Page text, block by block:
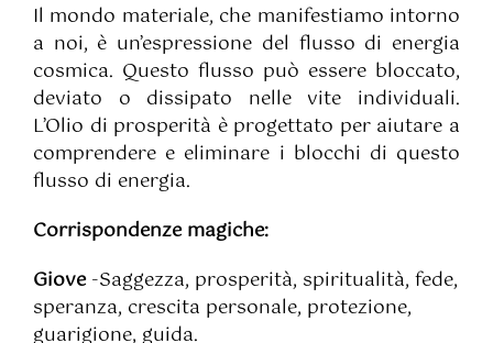
Il mondo materiale, che manifestiamo intorno
a noi, è un’espressione del flusso di energia
cosmica. Questo flusso può essere bloccato,
deviato o dissipato nelle vite individuali.
L’Olio di prosperità è progettato per aiutare a
comprendere e eliminare i blocchi di questo
flusso di energia.
Corrispondenze magiche:
Giove-Saggezza, prosperità, spiritualità, fede,
speranza, crescita personale, protezione,
guarigione, guida.